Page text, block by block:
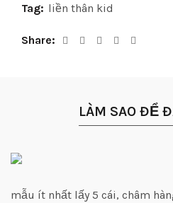
Tag: liền thân kid
Share
LÀM SAO ĐỂ
mẫu ít nhất lấy 5 cái, châm